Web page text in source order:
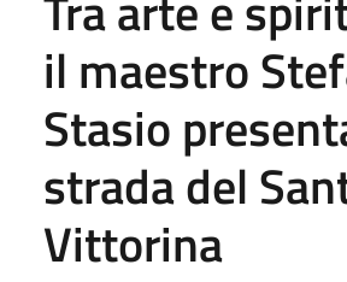
il maestro
Stasio
strada del
Vittorina